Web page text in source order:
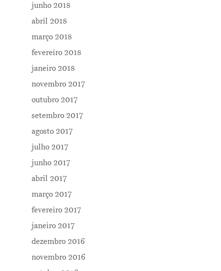
junho 2018
abril 2018
março 2018
fevereiro 2018
janeiro 2018
novembro 2017
outubro 2017
setembro 2017
agosto 2017
julho 2017
junho 2017
abril 2017
março 2017
fevereiro 2017
janeiro 2017
dezembro 2016
novembro 2016